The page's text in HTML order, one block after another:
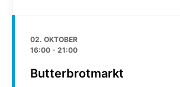
02. OKTOBER
16:00 - 21:00
Butterbrotmarkt